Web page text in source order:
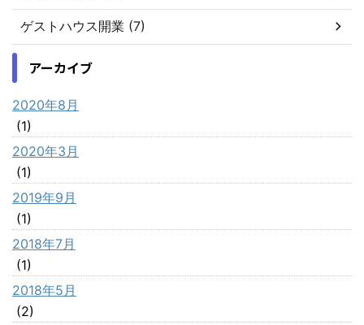
ゲストハウス開業 (7)
アーカイブ
2020年8月
(1)
2020年3月
(1)
2019年9月
(1)
2018年7月
(1)
2018年5月
(2)